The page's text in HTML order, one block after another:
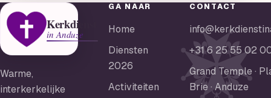
Kerkdienst
in Anduze
Warme,
interkerkelijke
GA NAAR
Home
Diensten
2026
Activiteiten
CONTACT
+31 6 25 55 02
Grand Temple ·
Brie · Anduze